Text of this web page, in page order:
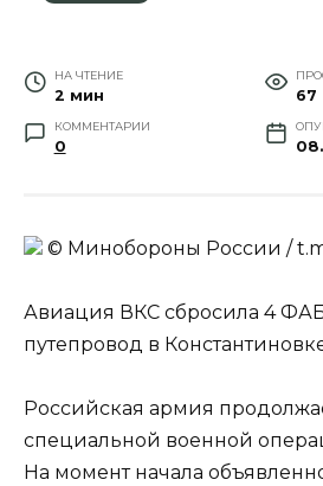
НА ЧТЕНИЕ
2 мин 67
КОММЕНТАРИИ
0
© Минобороны России /
Авиация ВКС сбросила 4
путепровод в
Российская армия
специальной военной
На момент начала